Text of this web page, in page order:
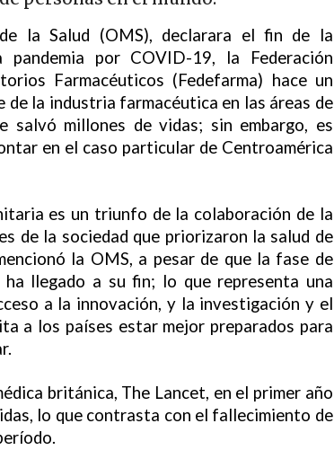
la Salud (OMS), declarara el fin de la
por COVID-19, la Federación
Farmacéuticos (Fedefarma) hace un
la industria farmacéutica en las áreas de
salvó millones de vidas; sin embargo, es
en el caso particular de Centroamérica
es un triunfo de la colaboración de la
de la sociedad que priorizaron la salud de
la OMS, a pesar de que la fase de
ha llegado a su fin; lo que representa una
a la innovación, y la investigación y el
a los países estar mejor preparados para
británica, The Lancet, en el primer año
lo que contrasta con el fallecimiento de